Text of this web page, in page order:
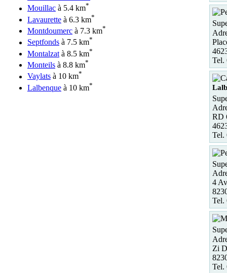
Mouillac à 5.4 km*
Lavaurette à 6.3 km*
Montdoumerc à 7.3 km*
Septfonds à 7.5 km*
Montalzat à 8.5 km*
Monteils à 8.8 km*
Vaylats à 10 km*
Lalbenque à 10 km*
Tel.
RD
Tel.
4
Tel.
Zi
Tel.